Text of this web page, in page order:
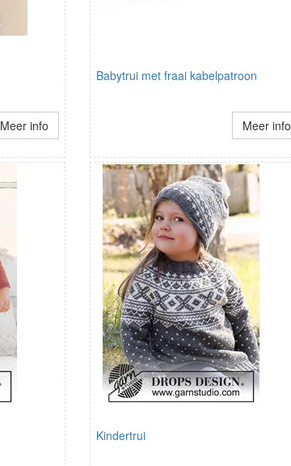
Meer info
Babytrui met fraai kabelpatroon
Meer info
Kindertrui